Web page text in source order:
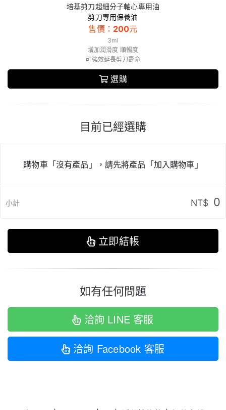
培基剪刀超細分子軸心專用油
剪刀專用保養油
售價： 200元
3ml
增加潤滑度 順暢度
可強效延長剪刀壽命
選購
目前已經選購
購物車「沒有產品」，請先將產品「加入購物車」
小計 NT$ 0
立即結帳
如有任何問題
洽詢 LINE 客服
洽詢 Facebook 客服